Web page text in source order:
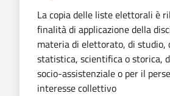
La copia delle liste elettorali è
finalità di applicazione della
materia di elettorato, di studio,
statistica, scientifica o storica,
socio-assistenziale o per il
interesse collettivo